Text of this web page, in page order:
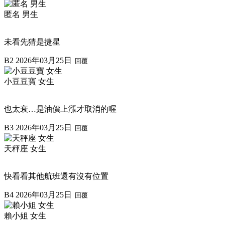
匿名 男生
未看先猜是捷星
B2 2026年03月25日 回覆
小豆豆寶 女生
也太衰…是油價上漲才取消的喔
B3 2026年03月25日 回覆
天秤座 女生
快看看其他航班還有沒有位置
B4 2026年03月25日 回覆
賴小姐 女生